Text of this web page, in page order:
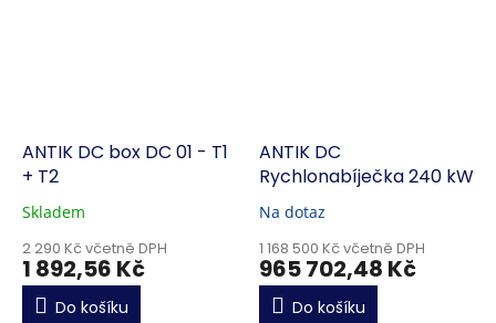
ANTIK DC box DC 01 - T1
+ T2
Skladem
2 290 Kč včetně DPH
1 892,56 Kč
Do košíku
ANTIK DC
Rychlonabíječka 240 kW
Na dotaz
1 168 500 Kč včetně DPH
965 702,48 Kč
Do košíku